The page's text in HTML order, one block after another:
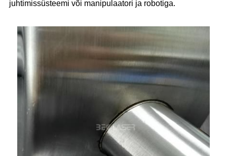
juhtimissüsteemi või manipulaatori ja robotiga.